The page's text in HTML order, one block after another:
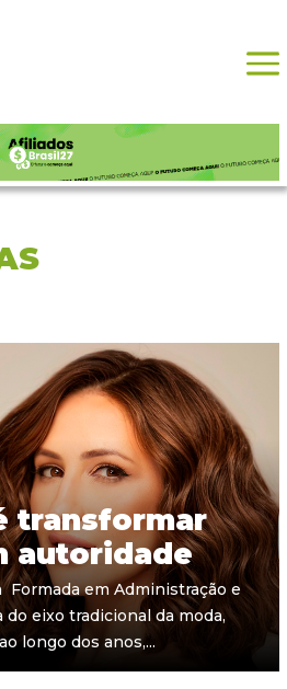
transformar
autoridade
em Administração e
eixo tradicional da moda,
longo dos anos,...